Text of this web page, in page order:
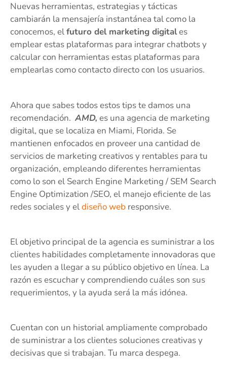
Nuevas herramientas, estrategias y tácticas
cambiarán la mensajería instantánea tal como la
conocemos, elfuturo del marketing digitales
emplear estas plataformas para integrar chatbots y
calcular con herramientas estas plataformas para
emplearlas como contacto directo con los usuarios.
Ahora que sabes todos estos tips te damos una
recomendación. AMD, es una agencia de marketing
digital, que se localiza en Miami, Florida. Se
mantienen enfocados en proveer una cantidad de
servicios de marketing creativos y rentables para tu
organización, empleando diferentes herramientas
como lo son el Search Engine Marketing / SEM Search
Engine Optimization /SEO, el manejo eficiente de las
redes sociales y eldiseño web responsive.
El objetivo principal de la agencia es suministrar a los
clientes habilidades completamente innovadoras que
les ayuden a llegar a su público objetivo en línea. La
razón es escuchar y comprendiendo cuáles son sus
requerimientos, y la ayuda será la más idónea.
Cuentan con un historial ampliamente comprobado
de suministrar a los clientes soluciones creativas y
decisivas que si trabajan. Tu marca despega.